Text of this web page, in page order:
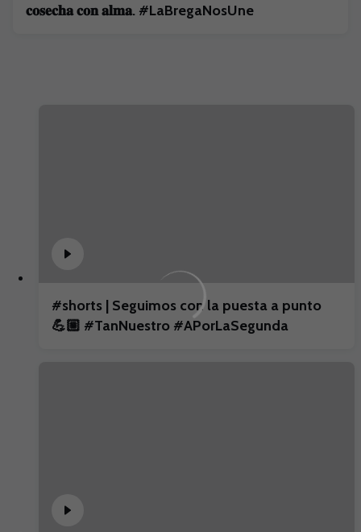
𝐜𝐨𝐬𝐞𝐜𝐡𝐚 𝐜𝐨𝐧 𝐚𝐥𝐦𝐚. #LaBregaNosUne
#shorts | Seguimos con la puesta a punto
💪🏼 #TanNuestro #APorLaSegunda